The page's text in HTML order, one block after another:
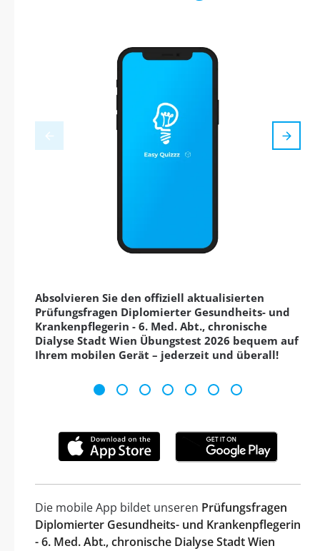
Absolvieren Sie den offiziell aktualisierten
Prüfungsfragen Diplomierter Gesundheits- und
Krankenpflegerin - 6. Med. Abt., chronische
Dialyse Stadt Wien Übungstest 2026 bequem auf
Ihrem mobilen Gerät – jederzeit und überall!
Die mobile App bildet unseren Prüfungsfragen
Diplomierter Gesundheits- und Krankenpflegerin
- 6. Med. Abt., chronische Dialyse Stadt Wien